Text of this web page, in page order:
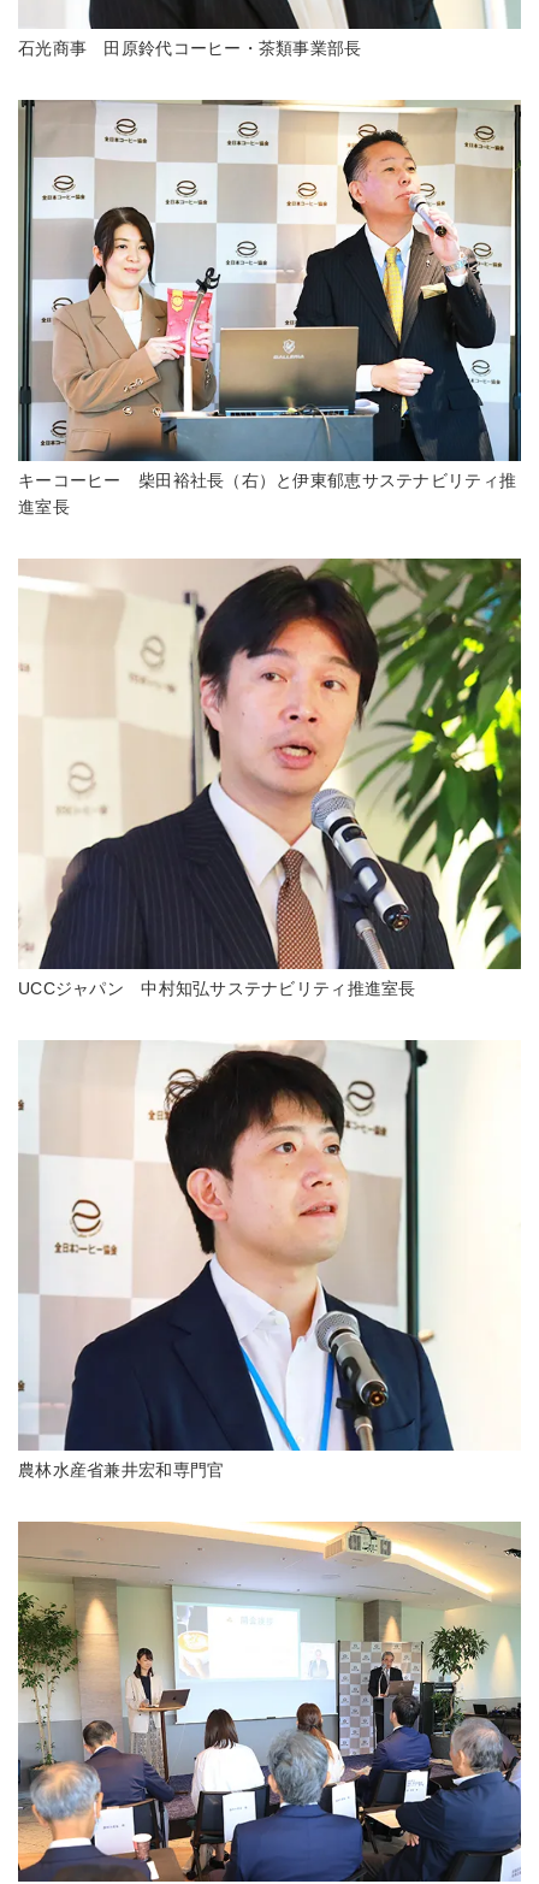
石光商事 田原鈴代コーヒー・茶類事業部長
キーコーヒー 柴田裕社長（右）と伊東郁恵サステナビリティ推
進室長
UCCジャパン 中村知弘サステナビリティ推進室長
農林水産省兼井宏和専門官